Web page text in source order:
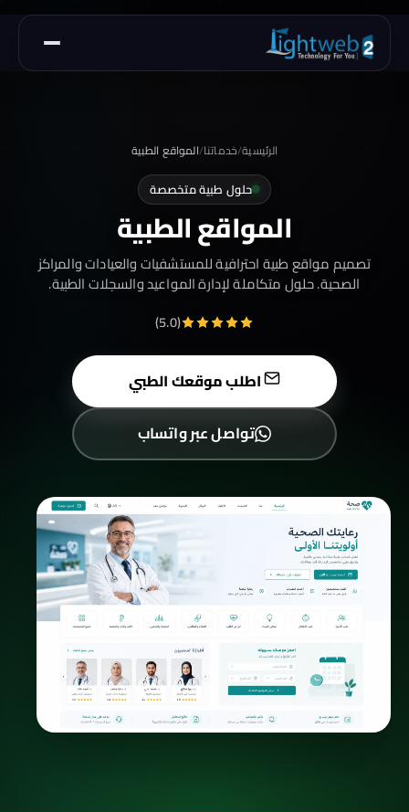
الرئيسية/خدماتنا/المواقع الطبية
حلول طبية متخصصة
المواقع الطبية
تصميم مواقع طبية احترافية للمستشفيات والعيادات والمراكز
الصحية. حلول متكاملة لإدارة المواعيد والسجلات الطبية.
(5.0)
اطلب موقعك الطبي
تواصل عبر واتساب